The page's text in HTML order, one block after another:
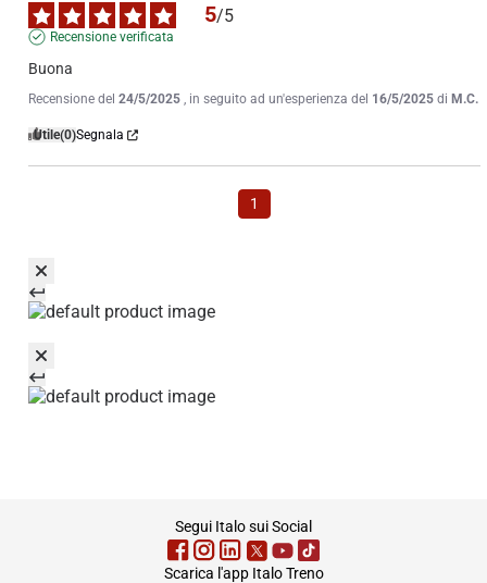
5/5
Recensione verificata
Buona
Recensione del 24/5/2025 , in seguito ad un'esperienza del 16/5/2025 di M.C.
Utile(0)Segnala
1
Segui Italo sui Social
Scarica l'app Italo Treno